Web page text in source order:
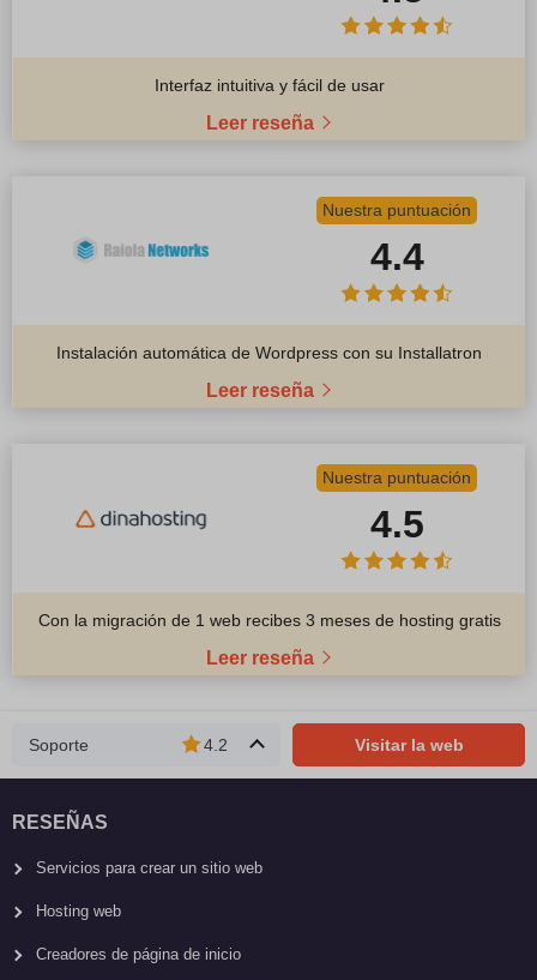
Interfaz intuitiva y fácil de usar
Leer reseña
Nuestra puntuación
4.4
Instalación automática de Wordpress con su Installatron
Leer reseña
Nuestra puntuación
4.5
Con la migración de 1 web recibes 3 meses de hosting gratis
Leer reseña
Soporte 4.2 Visitar la web
RESEÑAS
Servicios para crear un sitio web
Hosting web
Creadores de página de inicio